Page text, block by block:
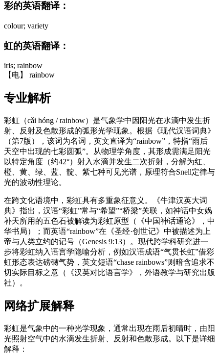
彩的英语翻译：
colour; variety
虹的英语翻译：
iris; rainbow
【电】 rainbow
专业解析
彩虹（cǎi hóng / rainbow）是气象学中因阳光在水滴中发生折
射、反射及色散形成的弧形光学现象。根据《现代汉语词典》
（第7版），该词为名词，英文直译为“rainbow”，特指“雨后
天空中出现的七彩圆弧”。从物理学角度，其形成需满足阳光
以特定角度（约42°）射入水滴并发生二次折射，分解为红、
橙、黄、绿、蓝、靛、紫七种可见光谱，原理符合Snell定律与
光的波动性理论。
在跨文化语境中，彩虹具有多重象征意义。《牛津汉英大词
典》指出，汉语“彩虹”常与“希望”“桥梁”关联，如神话中女娲
补天所用的五色石被解读为彩虹原型（《中国神话通论》，中
华书局）；而英语“rainbow”在《圣经·创世记》中被描述为上
帝与人类立约的记号（Genesis 9:13）。现代跨学科研究进一
步将彩虹纳入语言学隐喻分析，例如汉语成语“气贯长虹”借彩
虹形态表达磅礴气势，英文短语“chase rainbows”则暗含追求不
切实际目标之意（《汉英对比语言学》，外语教学与研究出版
社）。
网络扩展解释
彩虹是气象中的一种光学现象，通常出现在雨后初晴时，由阳
光照射空气中的水滴发生折射、反射和色散形成。以下是详细
解释：